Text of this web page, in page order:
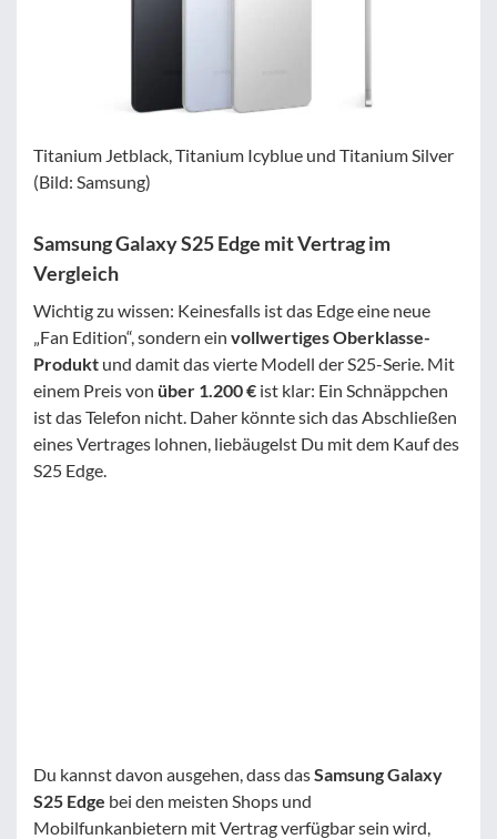
Titanium Jetblack, Titanium Icyblue und Titanium Silver
(Bild: Samsung)
Samsung Galaxy S25 Edge mit Vertrag im
Vergleich
Wichtig zu wissen: Keinesfalls ist das Edge eine neue
„Fan Edition“, sondern ein vollwertiges Oberklasse-
Produkt und damit das vierte Modell der S25-Serie. Mit
einem Preis von über 1.200 € ist klar: Ein Schnäppchen
ist das Telefon nicht. Daher könnte sich das Abschließen
eines Vertrages lohnen, liebäugelst Du mit dem Kauf des
S25 Edge.
Du kannst davon ausgehen, dass dasSamsung Galaxy
S25 Edge bei den meisten Shops und
Mobilfunkanbietern mit Vertrag verfügbar sein wird,